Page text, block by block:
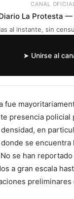
CANAL
La Protesta —
al instante, sin
➤ Unirse al
fue
presencia policial
en
se encuentra
se han
a gran escala
preliminares